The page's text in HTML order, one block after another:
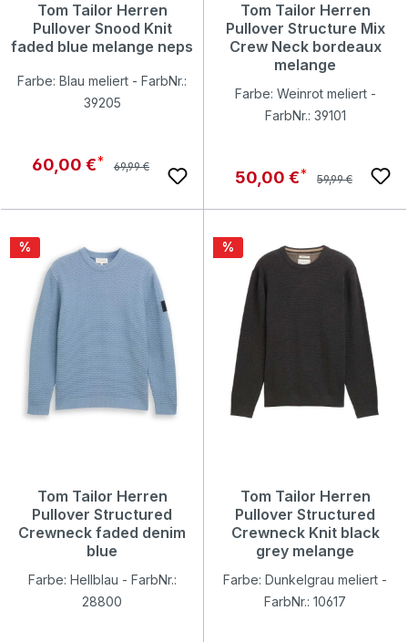
Tom Tailor Herren
Pullover Snood Knit
faded blue melange neps
Farbe: Blau meliert - FarbNr.:
39205
Verkaufspreis:
60,00 € Regulärer Preis:
69,99 €
Tom Tailor Herren
Pullover Structure Mix
Crew Neck bordeaux
melange
Farbe: Weinrot meliert -
FarbNr.: 39101
Verkaufspreis:
50,00 € Regulärer Preis:
59,99 €
Rabatt
%
Tom Tailor Herren
Pullover Structured
Crewneck faded denim
blue
Farbe: Hellblau - FarbNr.:
28800
Rabatt
%
Tom Tailor Herren
Pullover Structured
Crewneck Knit black
grey melange
Farbe: Dunkelgrau meliert -
FarbNr.: 10617